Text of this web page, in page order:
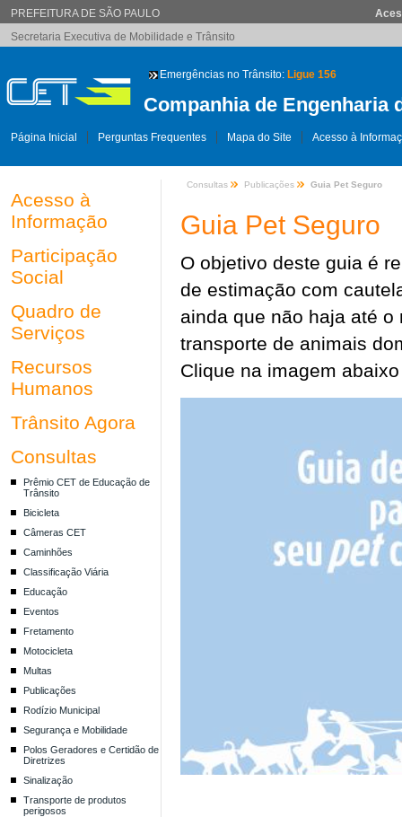
PREFEITURA DE SÃO PAULO
Secretaria Executiva de Mobilidade e Trânsito
Emergências no Trânsito: Ligue 156
Companhia de Engenharia
Página Inicial Perguntas Frequentes Mapa do Site Acesso à
Acesso à
Informação
Participação
Social
Quadro de
Serviços
Recursos
Humanos
Trânsito Agora
Consultas
Prêmio CET de Educação de
Trânsito
Bicicleta
Câmeras CET
Caminhões
Classificação Viária
Educação
Eventos
Fretamento
Motocicleta
Multas
Publicações
Rodízio Municipal
Segurança e Mobilidade
Polos Geradores e Certidão de
Diretrizes
Sinalização
Transporte de produtos
perigosos
Consultas Publicações Guia Pet Seguro
Guia Pet Seguro
O objetivo deste guia é
de estimação com
ainda que não haja até
transporte de animais
Clique na imagem